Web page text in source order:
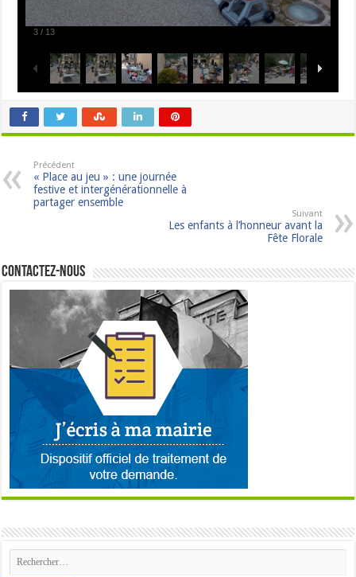
3 / 13
Précédent
« Place au jeu » : une journée
festive et intergénérationnelle à
partager ensemble
Suivant
Les enfants à l’honneur avant la
Fête Florale
Contactez-nous